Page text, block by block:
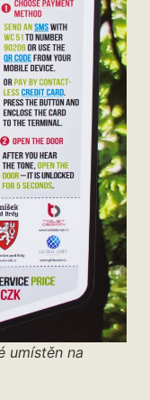
umístěn na